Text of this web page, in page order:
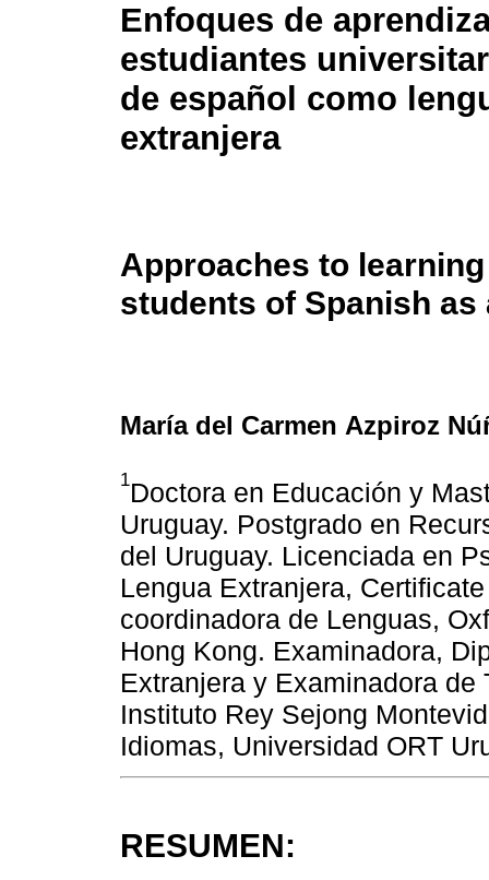
Enfoques de
estudiantes
de español como
extranjera
Approaches to
students of Spanish as
María del Carmen Azpiroz
1Doctora en Educación y
Uruguay. Postgrado en
del Uruguay. Licenciada en
Lengua Extranjera,
coordinadora de Lenguas,
Hong Kong. Examinadora,
Extranjera y Examinadora
Instituto Rey Sejong
Idiomas, Universidad ORT
RESUMEN: